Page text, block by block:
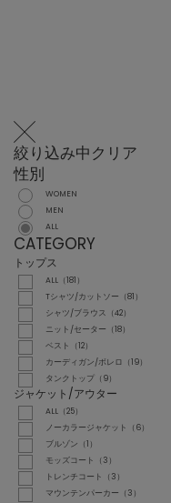
絞り込み中クリア
性別
WOMEN
MEN
ALL
CATEGORY
トップス
ALL（181）
Tシャツ/カットソー（81）
シャツ/ブラウス（42）
ニット/セーター（18）
ベスト（12）
カーディガン/ボレロ（19）
タンクトップ（9）
ジャケット/アウター
ALL（25）
ノーカラージャケット（6）
ブルゾン（1）
モッズコート（3）
トレンチコート（3）
マウンテンパーカー（3）